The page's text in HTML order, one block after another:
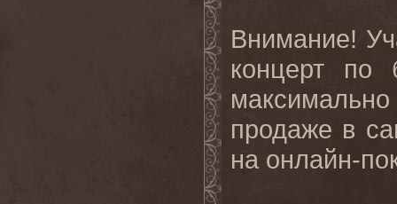
Внимание!
концерт по
продаже в
на онлайн-